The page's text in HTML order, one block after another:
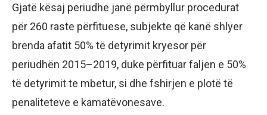
Gjatë kësaj periudhe janë përmbyllur procedurat
për 260 raste përfituese, subjekte që kanë shlyer
brenda afatit 50% të detyrimit kryesor për
periudhën 2015–2019, duke përfituar faljen e 50%
të detyrimit te mbetur, si dhe fshirjen e plotë të
penaliteteve e kamatëvonesave.